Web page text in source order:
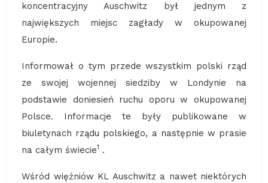
koncentracyjny Auschwitz był jednym z
największych miejsc zagłady w okupowanej
Europie.
Informował o tym przede wszystkim polski rząd
ze swojej wojennej siedziby w Londynie na
podstawie doniesień ruchu oporu w okupowanej
Polsce. Informacje te były publikowane w
biuletynach rządu polskiego, a następnie w prasie
na całym świecie1 .
Wśród więźniów KL Auschwitz a nawet niektórych